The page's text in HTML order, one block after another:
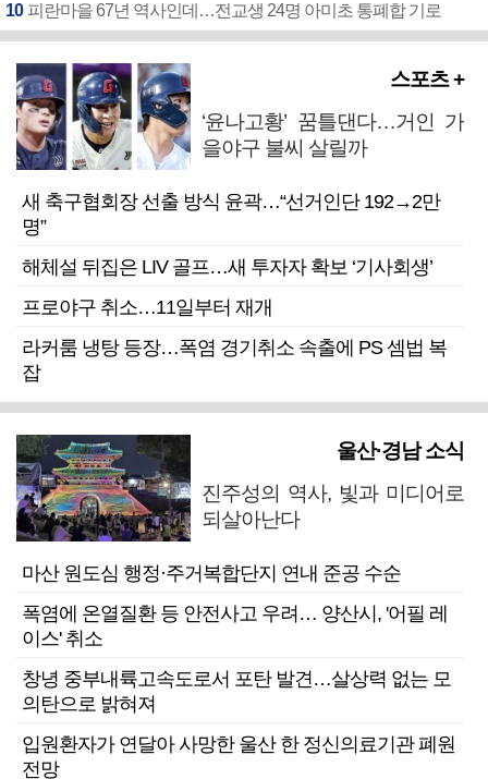
10 피란마을 67년 역사인데…전교생 24명 아미초 통폐합 기로
스포츠 +
‘윤나고황’ 꿈틀댄다…거인 가
을야구 불씨 살릴까
새 축구협회장 선출 방식 윤곽…“선거인단 192→2만
명”
해체설 뒤집은 LIV 골프…새 투자자 확보 ‘기사회생’
프로야구 취소…11일부터 재개
라커룸 냉탕 등장…폭염 경기취소 속출에 PS 셈법 복
잡
울산·경남 소식
진주성의 역사, 빛과 미디어로
되살아난다
마산 원도심 행정·주거복합단지 연내 준공 수순
폭염에 온열질환 등 안전사고 우려… 양산시, '어필 레
이스' 취소
창녕 중부내륙고속도로서 포탄 발견…살상력 없는 모
의탄으로 밝혀져
입원환자가 연달아 사망한 울산 한 정신의료기관 폐원
전망